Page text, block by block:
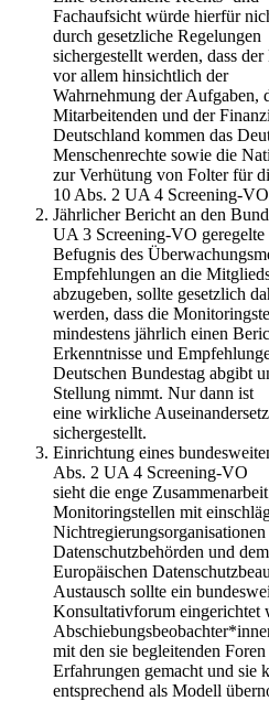
Fachaufsicht würde hierfür
durch gesetzliche Regelungen
sichergestellt werden, dass
vor allem hinsichtlich der
Wahrnehmung der Aufgaben,
Mitarbeitenden und der
Deutschland kommen das
Menschenrechte sowie die
zur Verhütung von Folter für
10 Abs. 2 UA 4 Screening-
Jährlicher Bericht an den
UA 3 Screening-VO geregelte
Befugnis des
Empfehlungen an die
abzugeben, sollte gesetzlich
werden, dass die
mindestens jährlich einen
Erkenntnisse und
Deutschen Bundestag abgibt
Stellung nimmt. Nur dann ist
eine wirkliche
sichergestellt.
Einrichtung eines
Abs. 2 UA 4 Screening-VO
sieht die enge
Monitoringstellen mit
Datenschutzbehörden und dem
Europäischen
Austausch sollte ein
Konsultativforum eingerichtet
mit den sie begleitenden
Erfahrungen gemacht und sie
entsprechend als Modell